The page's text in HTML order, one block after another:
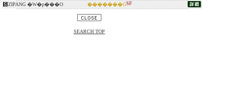
ZIPANG �W�p���O
�������GSF
SEARCH TOP